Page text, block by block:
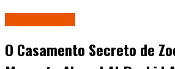
O Casamento Secreto de